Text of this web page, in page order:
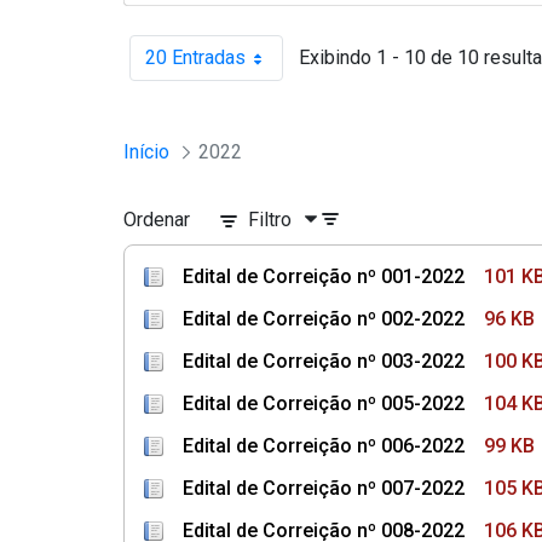
20 EntradasPor página Exibindo 1 - 10 de 10
Início 2022
Ordenar Filtro
Edital de Correição nº 001-2022
101
Edital de Correição nº 002-2022
96 KB
Edital de Correição nº 003-2022
100
Edital de Correição nº 005-2022
104
Edital de Correição nº 006-2022
99 KB
Edital de Correição nº 007-2022
105
Edital de Correição nº 008-2022
106